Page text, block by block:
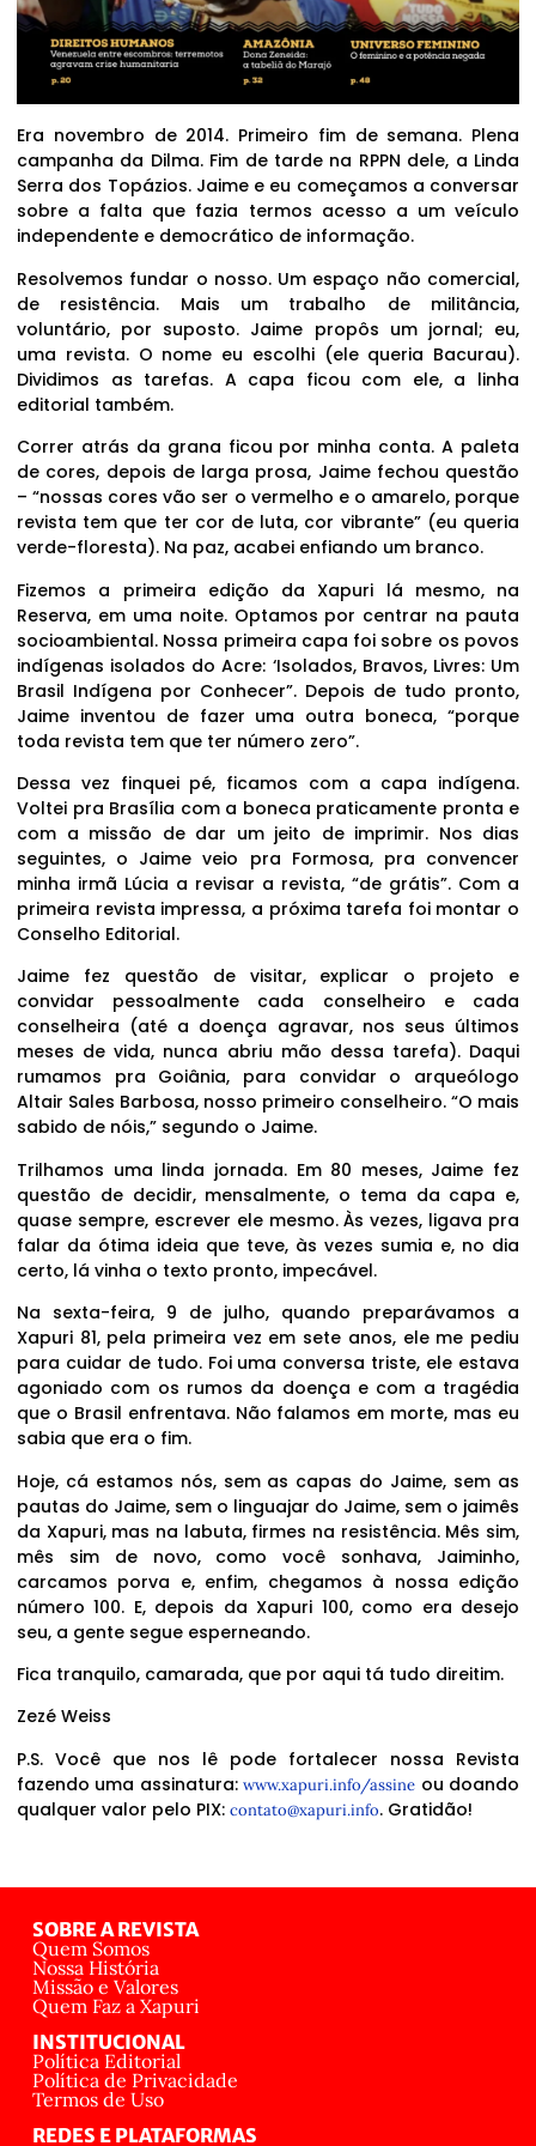
Era novembro de 2014. Primeiro fim de semana. Plena
campanha da Dilma. Fim de tarde na RPPN dele, a Linda
Serra dos Topázios. Jaime e eu começamos a conversar
sobre a falta que fazia termos acesso a um veículo
independente e democrático de informação.
Resolvemos fundar o nosso. Um espaço não comercial,
de resistência. Mais um trabalho de militância,
voluntário, por suposto. Jaime propôs um jornal; eu,
uma revista. O nome eu escolhi (ele queria Bacurau).
Dividimos as tarefas. A capa ficou com ele, a linha
editorial também.
Correr atrás da grana ficou por minha conta. A paleta
de cores, depois de larga prosa, Jaime fechou questão
– “nossas cores vão ser o vermelho e o amarelo, porque
revista tem que ter cor de luta, cor vibrante” (eu queria
verde-floresta). Na paz, acabei enfiando um branco.
Fizemos a primeira edição da Xapuri lá mesmo, na
Reserva, em uma noite. Optamos por centrar na pauta
socioambiental. Nossa primeira capa foi sobre os povos
indígenas isolados do Acre: ‘Isolados, Bravos, Livres: Um
Brasil Indígena por Conhecer”. Depois de tudo pronto,
Jaime inventou de fazer uma outra boneca, “porque
toda revista tem que ter número zero”.
Dessa vez finquei pé, ficamos com a capa indígena.
Voltei pra Brasília com a boneca praticamente pronta e
com a missão de dar um jeito de imprimir. Nos dias
seguintes, o Jaime veio pra Formosa, pra convencer
minha irmã Lúcia a revisar a revista, “de grátis”. Com a
primeira revista impressa, a próxima tarefa foi montar o
Conselho Editorial.
Jaime fez questão de visitar, explicar o projeto e
convidar pessoalmente cada conselheiro e cada
conselheira (até a doença agravar, nos seus últimos
meses de vida, nunca abriu mão dessa tarefa). Daqui
rumamos pra Goiânia, para convidar o arqueólogo
Altair Sales Barbosa, nosso primeiro conselheiro. “O mais
sabido de nóis,” segundo o Jaime.
Trilhamos uma linda jornada. Em 80 meses, Jaime fez
questão de decidir, mensalmente, o tema da capa e,
quase sempre, escrever ele mesmo. Às vezes, ligava pra
falar da ótima ideia que teve, às vezes sumia e, no dia
certo, lá vinha o texto pronto, impecável.
Na sexta-feira, 9 de julho, quando preparávamos a
Xapuri 81, pela primeira vez em sete anos, ele me pediu
para cuidar de tudo. Foi uma conversa triste, ele estava
agoniado com os rumos da doença e com a tragédia
que o Brasil enfrentava. Não falamos em morte, mas eu
sabia que era o fim.
Hoje, cá estamos nós, sem as capas do Jaime, sem as
pautas do Jaime, sem o linguajar do Jaime, sem o jaimês
da Xapuri, mas na labuta, firmes na resistência. Mês sim,
mês sim de novo, como você sonhava, Jaiminho,
carcamos porva e, enfim, chegamos à nossa edição
número 100. E, depois da Xapuri 100, como era desejo
seu, a gente segue esperneando.
Fica tranquilo, camarada, que por aqui tá tudo direitim.
Zezé Weiss
P.S. Você que nos lê pode fortalecer nossa Revista
fazendo uma assinatura:www.xapuri.info/assine ou doando
qualquer valor pelo PIX: contato@xapuri.info. Gratidão!
SOBRE A REVISTA
Quem Somos
Nossa História
Missão e Valores
Quem Faz a Xapuri
INSTITUCIONAL
Política Editorial
Política de Privacidade
Termos de Uso
REDES E PLATAFORMAS